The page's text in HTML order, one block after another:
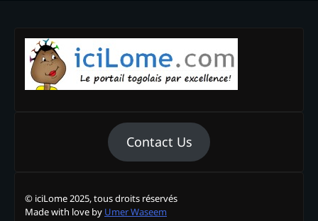
Contact Us
© iciLome 2025, tous droits réservés
Made with love by Umer Waseem